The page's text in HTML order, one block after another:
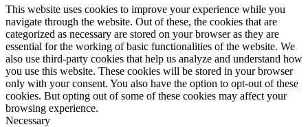
This website uses cookies to improve your experience while you
navigate through the website. Out of these, the cookies that are
categorized as necessary are stored on your browser as they are
essential for the working of basic functionalities of the website. We
also use third-party cookies that help us analyze and understand how
you use this website. These cookies will be stored in your browser
only with your consent. You also have the option to opt-out of these
cookies. But opting out of some of these cookies may affect your
browsing experience.
Necessary